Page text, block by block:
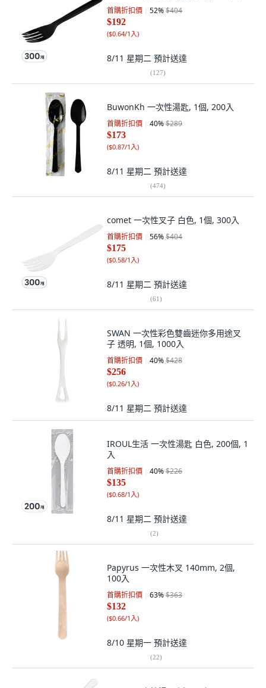
首購折扣價 52%$404
$192
($0.64/1入)
8/11 星期二 預計送達
(127)
BuwonKh 一次性湯匙, 1個, 200入
首購折扣價 40%$289
$173
($0.87/1入)
8/11 星期二 預計送達
(474)
comet 一次性叉子 白色, 1個, 300入
首購折扣價 56%$404
$175
($0.58/1入)
8/11 星期二 預計送達
(61)
SWAN 一次性彩色雙齒迷你多用途叉
子 透明, 1個, 1000入
首購折扣價 40%$428
$256
($0.26/1入)
8/11 星期二 預計送達
IROUL生活 一次性湯匙 白色, 200個, 1
入
首購折扣價 40%$226
$135
($0.68/1入)
8/11 星期二 預計送達
(2)
Papyrus 一次性木叉 140mm, 2個,
100入
首購折扣價 63%$363
$132
($0.66/1入)
8/10 星期一 預計送達
(22)